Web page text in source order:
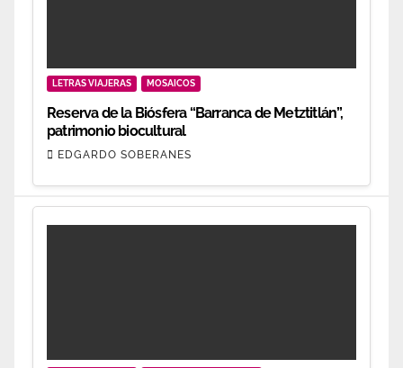
LETRAS VIAJERAS MOSAICOS
Reserva de la Biósfera “Barranca de Metztitlán”,
patrimonio biocultural
EDGARDO SOBERANES